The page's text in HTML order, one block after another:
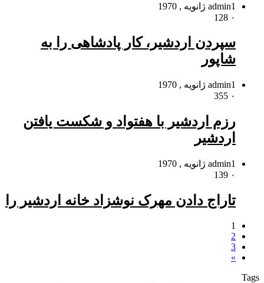
admin1 ژانویه , 1970
۰
سپردن اردشیر، کار پادشاهى را به
شاپور
admin1 ژانویه , 1970
۰
رزم اردشیر با هفتواد و شکست یافتن
اردشیر
admin1 ژانویه , 1970
۰
تاراج دادن مهرک نوشزاد خانه اردشیر را
1
2
3
»
Tags